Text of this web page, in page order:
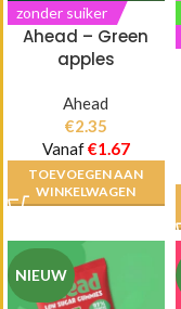
zonder suiker
Ahead – Green
apples
Ahead
€2.35
Vanaf€1.67
TOEVOEGEN AAN
WINKELWAGEN
NIEUW